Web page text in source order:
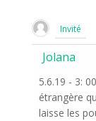
Invité
Jolana
5.6.19 - 3:
étrangère
laisse les